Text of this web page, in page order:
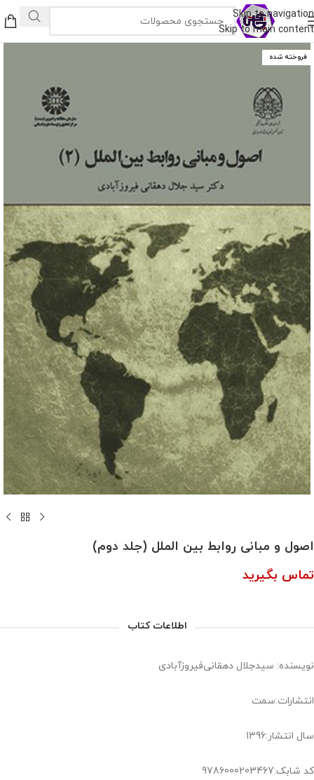
Skip to navigation
Skip to main content
فروخته شده
اصول و مبانی روابط بین الملل (جلد دوم)
تماس بگیرید
اطلاعات کتاب
نویسنده: سیدجلال دهقانی‌فیروز‌آبادی
انتشارات:سمت
سال انتشار:1396
کد شابک:9786000203467